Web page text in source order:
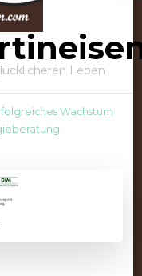
Leben
Wachstum